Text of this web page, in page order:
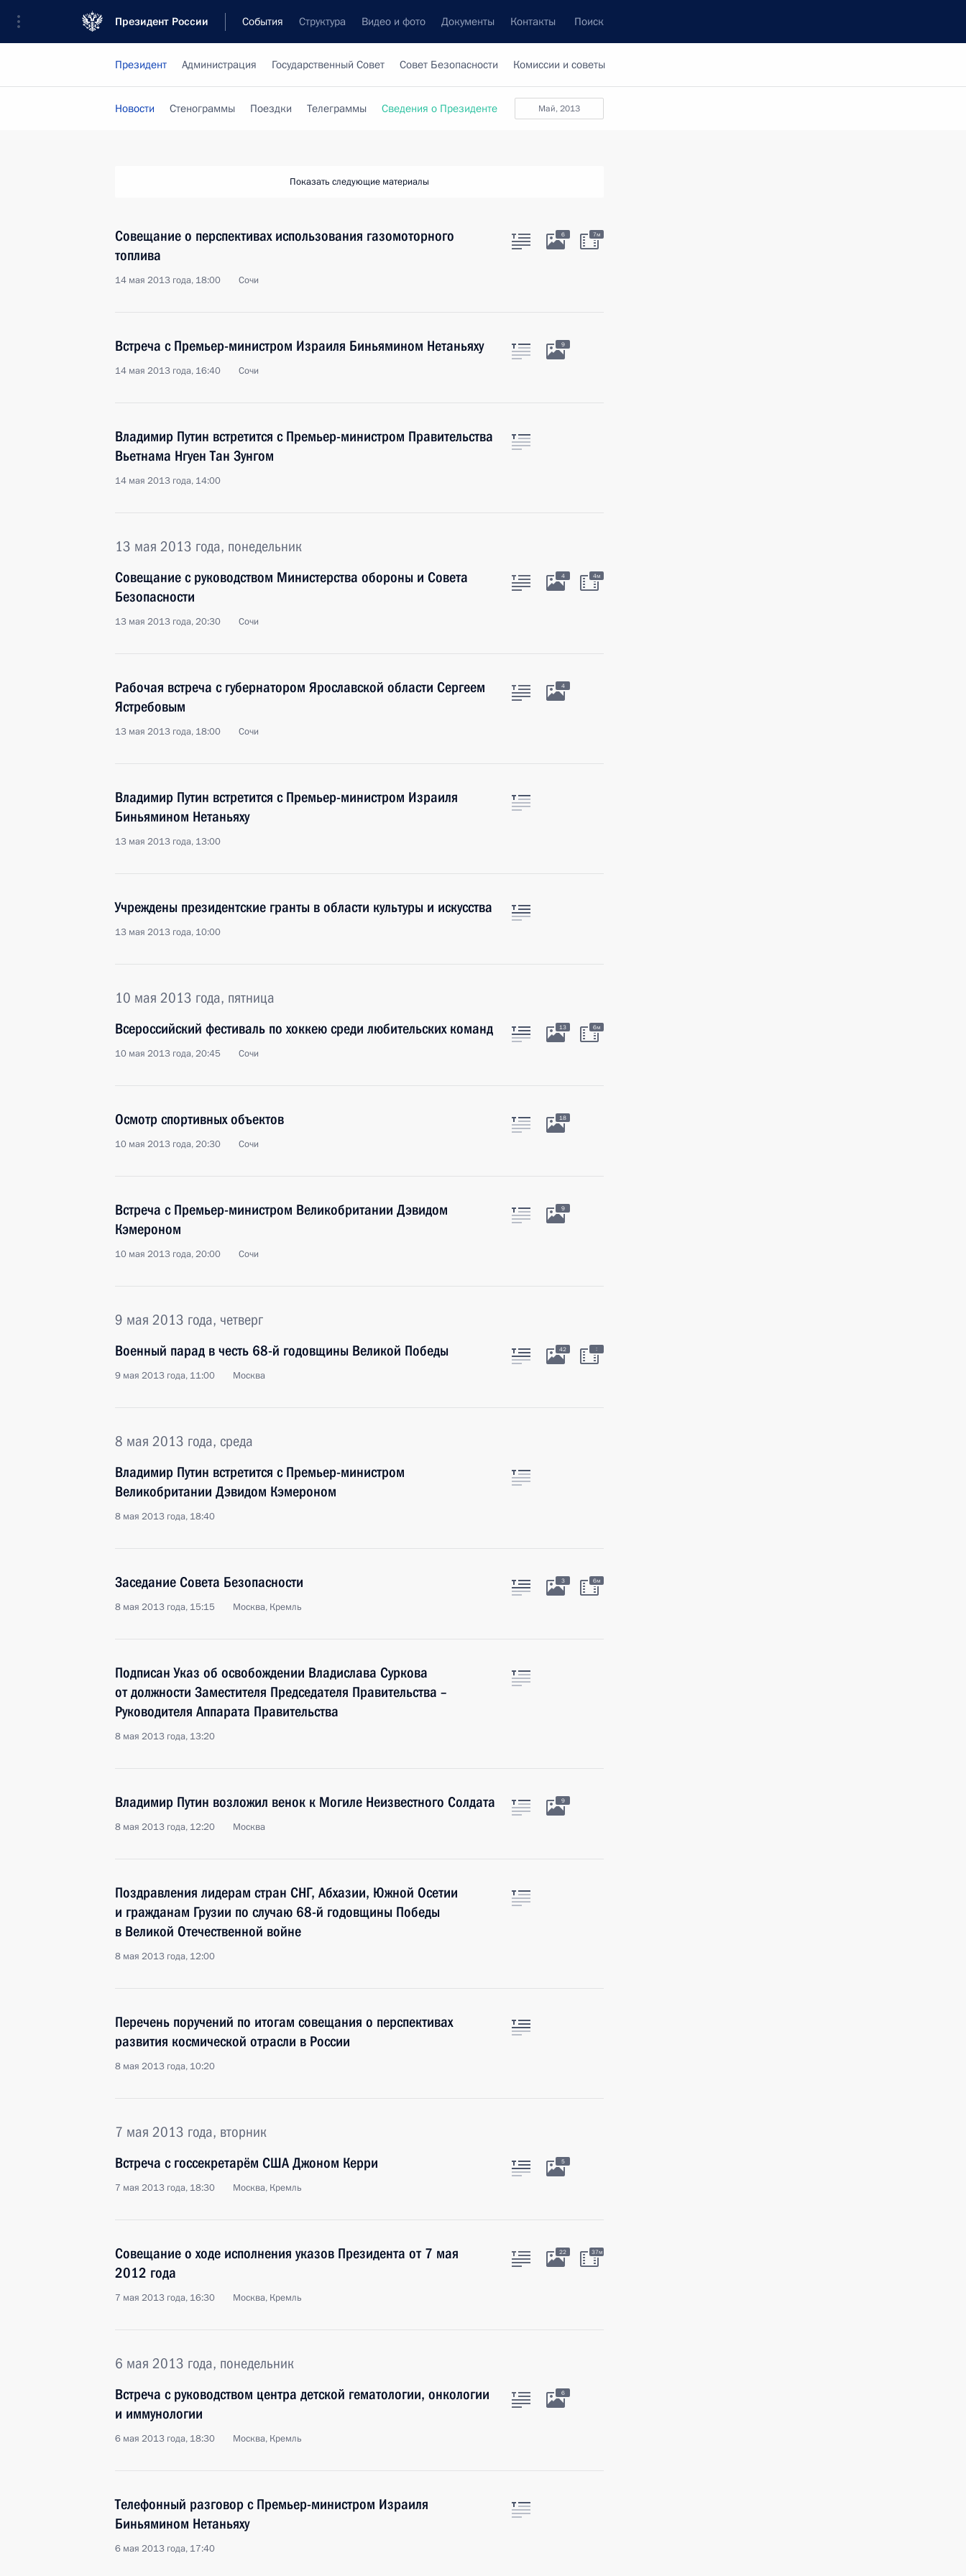
Президент России События Структура Видео и фото Документы Контакты Поиск
Президент Администрация Государственный Совет Совет Безопасности Комиссии и советы
май, 2013
Новости Стенограммы Поездки Телеграммы Сведения о Президенте
Показать следующие материалы
Совещание о перспективах использования газомоторного
топлива
14 мая 2013 года, 18:00 Сочи
6 7м
Встреча с Премьер-министром Израиля Биньямином Нетаньяху
14 мая 2013 года, 16:40 Сочи
9
Владимир Путин встретится с Премьер-министром Правительства
Вьетнама Нгуен Тан Зунгом
14 мая 2013 года, 14:00
13 мая 2013 года, понедельник
Совещание с руководством Министерства обороны и Совета
Безопасности
13 мая 2013 года, 20:30 Сочи
4 4м
Рабочая встреча с губернатором Ярославской области Сергеем
Ястребовым
13 мая 2013 года, 18:00 Сочи
4
Владимир Путин встретится с Премьер-министром Израиля
Биньямином Нетаньяху
13 мая 2013 года, 13:00
Учреждены президентские гранты в области культуры и искусства
13 мая 2013 года, 10:00
10 мая 2013 года, пятница
Всероссийский фестиваль по хоккею среди любительских команд
10 мая 2013 года, 20:45 Сочи
13 6м
Осмотр спортивных объектов
10 мая 2013 года, 20:30 Сочи
18
Встреча с Премьер-министром Великобритании Дэвидом
Кэмероном
10 мая 2013 года, 20:00 Сочи
9
9 мая 2013 года, четверг
Военный парад в честь 68-й годовщины Великой Победы
9 мая 2013 года, 11:00 Москва
42 :
8 мая 2013 года, среда
Владимир Путин встретится с Премьер-министром
Великобритании Дэвидом Кэмероном
8 мая 2013 года, 18:40
Заседание Совета Безопасности
8 мая 2013 года, 15:15 Москва, Кремль
3 6м
Подписан Указ об освобождении Владислава Суркова
от должности Заместителя Председателя Правительства –
Руководителя Аппарата Правительства
8 мая 2013 года, 13:20
Владимир Путин возложил венок к Могиле Неизвестного Солдата
8 мая 2013 года, 12:20 Москва
9
Поздравления лидерам стран СНГ, Абхазии, Южной Осетии
и гражданам Грузии по случаю 68-й годовщины Победы
в Великой Отечественной войне
8 мая 2013 года, 12:00
Перечень поручений по итогам совещания о перспективах
развития космической отрасли в России
8 мая 2013 года, 10:20
7 мая 2013 года, вторник
Встреча с госсекретарём США Джоном Керри
7 мая 2013 года, 18:30 Москва, Кремль
5
Совещание о ходе исполнения указов Президента от 7 мая
2012 года
7 мая 2013 года, 16:30 Москва, Кремль
22 37м
6 мая 2013 года, понедельник
Встреча с руководством центра детской гематологии, онкологии
и иммунологии
6 мая 2013 года, 18:30 Москва, Кремль
6
Телефонный разговор с Премьер-министром Израиля
Биньямином Нетаньяху
6 мая 2013 года, 17:40